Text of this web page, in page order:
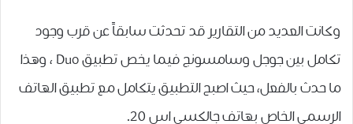
وكانت العديد من التقارير قد تحدثت سابقاً عن قرب ﻭﺟﻮﺩ
ﺗﻜﺎﻣﻞ ﺑﻴﻦ ﺟﻮﺟﻞ ﻭﺳﺎﻣﺴﻮﻧﺞ ﻓﻴﻤﺎ ﻳﺨﺺ ﺗﻄﺒﻴﻖ Duo ، وهذا
ما حدث بالفعل، حيث اصبح التطبيق يتكامل مع تطبيق الهاتف
الرسمي الخاص بهاتف جالكسي اس 20.